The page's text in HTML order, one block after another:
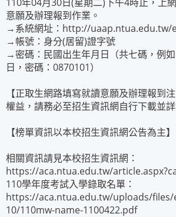
意願及辦理報到作業。
→系統網址： http://uaap.ntua.edu.tw/
→帳號：身分(居留)證字號
→密碼：民國出生年月日（共七碼，例
日，密碼：0870101）
【正取生網路填寫就讀意願及辦理報到
權益，請務必至招生資訊網自行下載並詳
【榜單資訊以本校招生資訊網公告為主】
相關資訊請見本校招生資訊網：
https://aca.ntua.edu.tw/
110學年度考試入學錄取名單：
https://aca.ntua.edu.tw/uploads/
10/110mw-name-1100422.pdf